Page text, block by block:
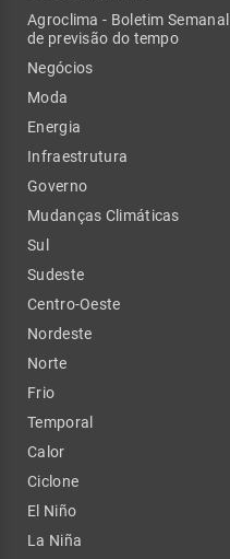
Agroclima - Boletim Semanal
de previsão do tempo
Negócios
Moda
Energia
Infraestrutura
Governo
Mudanças Climáticas
Sul
Sudeste
Centro-Oeste
Nordeste
Norte
Frio
Temporal
Calor
Ciclone
El Niño
La Niña